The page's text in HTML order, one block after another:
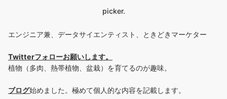
picker.
エンジニア兼、データサイエンティスト、ときどきマーケター
Twitterフォローお願いします。
植物（多肉、熱帯植物、盆栽）を育てるのが趣味。
ブログ始めました。極めて個人的な内容を記載します。